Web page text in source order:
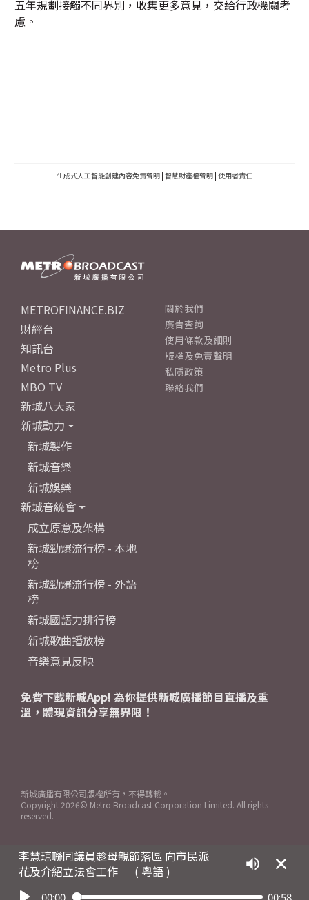
五年規劃接觸不同界別，收集更多意見，交給行政機關考
慮。
生成式人工智能創建內容免責聲明 | 智慧財產權聲明 | 使用者責任
李慧琼聯同議員趁母親節落區 向市民派
花及介紹立法會工作
( 粵語 )
00:00 00:58
METROFINANCE.BIZ
財經台
知訊台
Metro Plus
MBO TV
新城八大家
新城動力
新城製作
新城音樂
新城娛樂
新城音統會
成立原意及架構
新城勁爆流行榜 - 本地
榜
新城勁爆流行榜 - 外語
榜
新城國語力排行榜
新城歌曲播放榜
音樂意見反映
關於我們
廣告查詢
使用條款及細則
版權及免責聲明
私隱政策
聯絡我們
免費下載新城App! 為你提供新城廣播節目直播及重
溫，體現資訊分享無界限！
新城廣播有限公司版權所有，不得轉載。
Copyright 2026© Metro Broadcast Corporation Limited. All rights
reserved.